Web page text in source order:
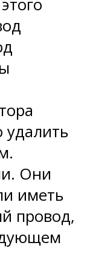
Они
иметь
провод,